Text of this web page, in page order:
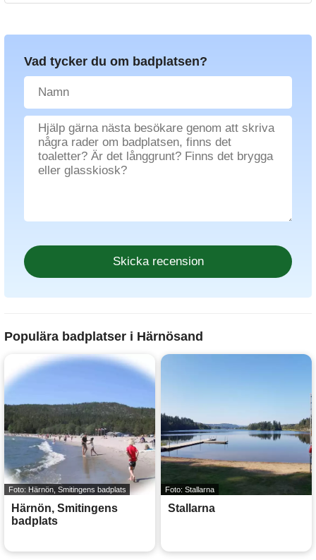
Vad tycker du om badplatsen?
Populära badplatser i Härnösand
Foto: Härnön, Smitingens badplats
Härnön, Smitingens
badplats
Foto: Stallarna
Stallarna